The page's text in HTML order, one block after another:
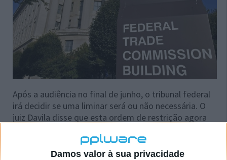
Damos valor à sua privacidade
Após a audiência no final de junho, o tribunal federal
irá decidir se uma liminar será ou não necessária. O
juiz Davila disse que esta ordem de restrição agora
enquanto a queixa estiver pendente (e) preservar a
capacidade deste tribunal de ordenar alívio efetivo